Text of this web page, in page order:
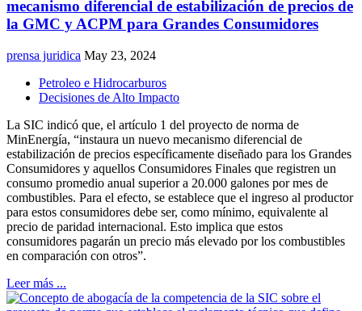
mecanismo diferencial de estabilización de precios de
la GMC y ACPM para Grandes Consumidores
prensa juridica May 23, 2024
Petroleo e Hidrocarburos
Decisiones de Alto Impacto
La SIC indicó que, el artículo 1 del proyecto de norma de
MinEnergía, “instaura un nuevo mecanismo diferencial de
estabilización de precios específicamente diseñado para los Grandes
Consumidores y aquellos Consumidores Finales que registren un
consumo promedio anual superior a 20.000 galones por mes de
combustibles. Para el efecto, se establece que el ingreso al productor
para estos consumidores debe ser, como mínimo, equivalente al
precio de paridad internacional. Esto implica que estos
consumidores pagarán un precio más elevado por los combustibles
en comparación con otros”.
Leer más ...